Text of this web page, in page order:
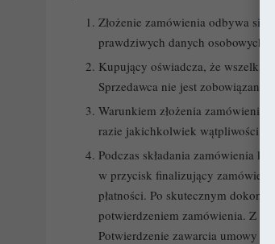
Złożenie zamówienia odbywa się
prawdziwych danych osobowych:
Kupujący oświadcza, że wszelkie
Sprzedawca nie jest zobowiązany
Warunkiem złożenia zamówienia
razie jakichkolwiek wątpliwości
Podczas składania zamówienia
w przycisk finalizujący
płatności. Po skutecznym
potwierdzeniem zamówienia. Z tą
Potwierdzenie zawarcia umowy